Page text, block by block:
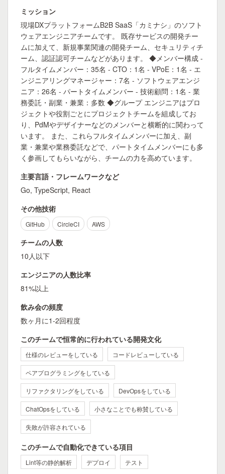
ミッション
現場DXプラットフォームB2B SaaS「カミナシ」のソフト
ウェアエンジニアチームです。 既存サービスの開発チー
ムに加えて、新規事業関連の開発チーム、セキュリティチ
ーム、認証認可チームなどがあります。 ◆メンバー構成 -
フルタイムメンバー：35名 - CTO：1名 - VPoE：1名 - エ
ンジニアリングマネージャー：7名 - ソフトウェアエンジ
ニア：26名 - パートタイムメンバー - 技術顧問：1名 - 業
務委託・副業・兼業：多数 ◆グループ エンジニアはプロ
ジェクトや役割ごとにプロジェクトチームを組成してお
り、PdMやデザイナーなどのメンバーと横断的に関わって
います。 また、これらフルタイムメンバーに加え、副
業・兼業や業務委託などで、パートタイムメンバーにも多
く参画してもらいながら、チームの力を高めています。
主要言語・フレームワークなど
Go, TypeScript, React
その他技術
GitHub CircleCI AWS
チームの人数
10人以下
エンジニアの人数比率
81%以上
飲み会の頻度
数ヶ月に1-2回程度
このチームで恒常的に行われている開発文化
仕様のレビューをしている コードレビューしている
ペアプログラミングをしている
リファクタリングをしている DevOpsをしている
ChatOpsをしている 小さなことでも称賛している
失敗が許容されている
このチームで自動化できている項目
Lint等の静的解析 デプロイ テスト